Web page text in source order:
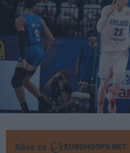
Κάνε το